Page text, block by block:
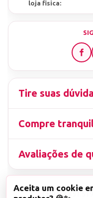
loja fisica:
Tire suas
Compre
Avaliações de
▤ CNPJ
Aceita um cookie